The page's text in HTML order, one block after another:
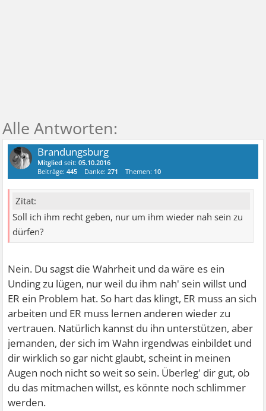
Brandungsburg
Mitglied seit:05.10.2016
Beiträge:445 Danke:271 Themen: 10
Zitat:
Soll ich ihm recht geben, nur um ihm wieder nah sein zu
dürfen?
Nein. Du sagst die Wahrheit und da wäre es ein
Unding zu lügen, nur weil du ihm nah' sein willst und
ER ein Problem hat. So hart das klingt, ER muss an sich
arbeiten und ER muss lernen anderen wieder zu
vertrauen. Natürlich kannst du ihn unterstützen, aber
jemanden, der sich im Wahn irgendwas einbildet und
dir wirklich so gar nicht glaubt, scheint in meinen
Augen noch nicht so weit so sein. Überleg' dir gut, ob
du das mitmachen willst, es könnte noch schlimmer
werden.